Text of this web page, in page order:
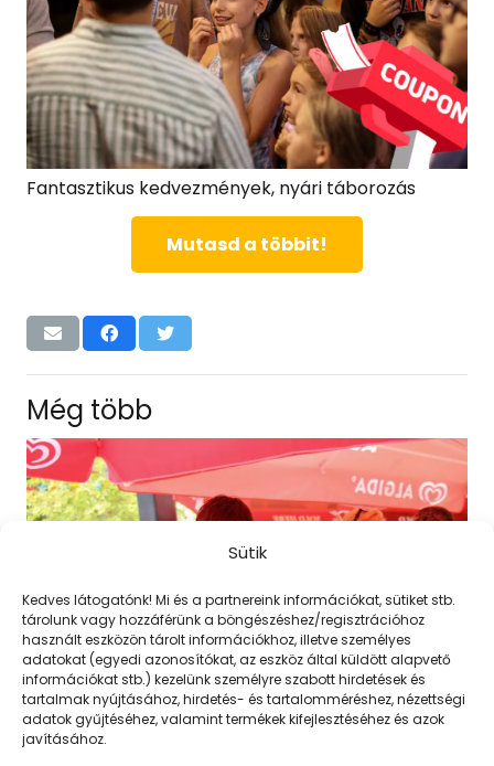
Sütik
Kedves látogatónk! Mi és a partnereink információkat, sütiket stb.
tárolunk vagy hozzáférünk a böngészéshez/regisztrációhoz
használt eszközön tárolt információkhoz, illetve személyes
adatokat (egyedi azonosítókat, az eszköz által küldött alapvető
információkat stb.) kezelünk személyre szabott hirdetések és
tartalmak nyújtásához, hirdetés- és tartalomméréshez, nézettségi
adatok gyűjtéséhez, valamint termékek kifejlesztéséhez és azok
javításához.
Fantasztikus kedvezmények, nyári táborozás
Mutasd a többit!
Még több
A cél, hogy mindenki jól érezze magát